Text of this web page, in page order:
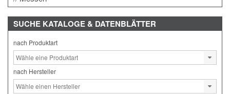
SUCHE KATALOGE & DATENBLÄTTER
nach Produktart
nach Hersteller